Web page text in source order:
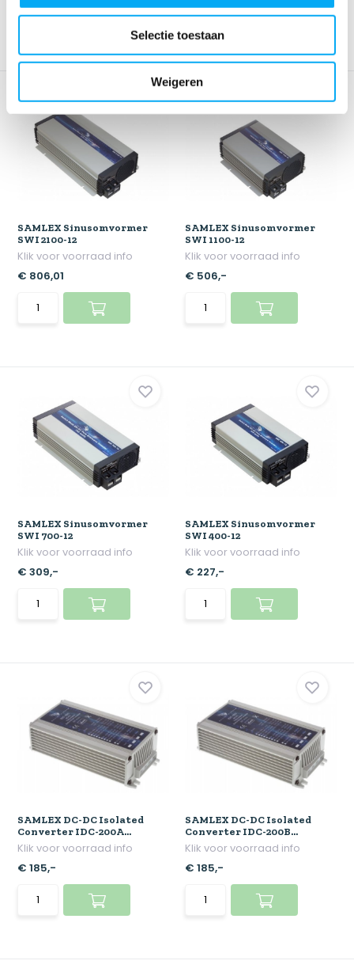
Selectie toestaan
Weigeren
SAMLEX Sinusomvormer
SWI 2100-12
Klik voor voorraad info
€ 806,01
SAMLEX Sinusomvormer
SWI 1100-12
Klik voor voorraad info
€ 506,-
SAMLEX Sinusomvormer
SWI 700-12
Klik voor voorraad info
€ 309,-
SAMLEX Sinusomvormer
SWI 400-12
Klik voor voorraad info
€ 227,-
SAMLEX DC-DC Isolated
Converter IDC-200A...
Klik voor voorraad info
€ 185,-
SAMLEX DC-DC Isolated
Converter IDC-200B...
Klik voor voorraad info
€ 185,-